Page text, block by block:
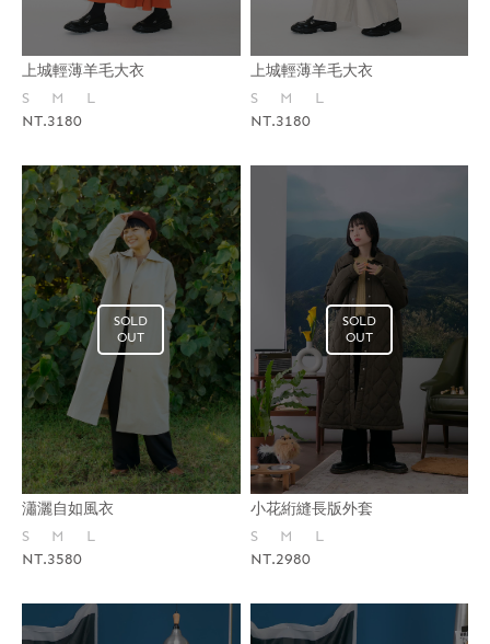
上城輕薄羊毛大衣
S
M
L
NT.3180
上城輕薄羊毛大衣
S
M
L
NT.3180
SOLD
OUT
瀟灑自如風衣
S
M
L
NT.3580
SOLD
OUT
小花絎縫長版外套
S
M
L
NT.2980